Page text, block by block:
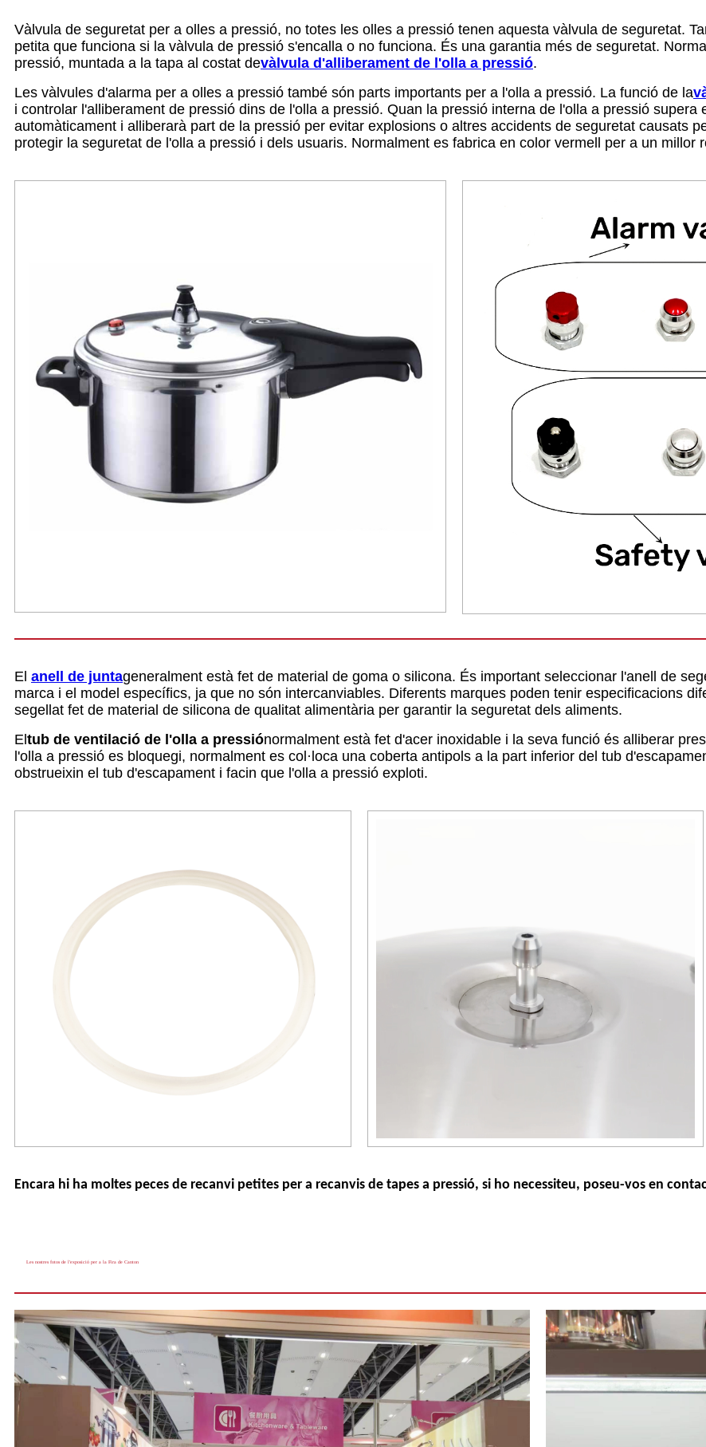
Vàlvula de seguretat per a olles a pressió, no totes les olles a pressió tenen aquesta vàlvula de seguretat.
petita que funciona si la vàlvula de pressió s'encalla o no funciona. És una garantia més de seguretat.
pressió, muntada a la tapa al costat devàlvula d'alliberament de l'olla a pressió.
Les vàlvules d'alarma per a olles a pressió també són parts importants per a l'olla a pressió. La funció de la
i controlar l'alliberament de pressió dins de l'olla a pressió. Quan la pressió interna de l'olla a pressió
automàticament i alliberarà part de la pressió per evitar explosions o altres accidents de seguretat causats
protegir la seguretat de l'olla a pressió i dels usuaris. Normalment es fabrica en color vermell per a un millor
El anell de juntageneralment està fet de material de goma o silicona. És important seleccionar l'anell de
marca i el model específics, ja que no són intercanviables. Diferents marques poden tenir especificacions
segellat fet de material de silicona de qualitat alimentària per garantir la seguretat dels aliments.
Eltub de ventilació de l'olla a pressiónormalment està fet d'acer inoxidable i la seva funció és alliberar
l'olla a pressió es bloquegi, normalment es col·loca una coberta antipols a la part inferior del tub
obstrueixin el tub d'escapament i facin que l'olla a pressió exploti.
Encara hi ha moltes peces de recanvi petites per a recanvis de tapes a pressió, si ho necessiteu, poseu-vos en
Les nostres fotos de l'exposició per a la Fira de Canton